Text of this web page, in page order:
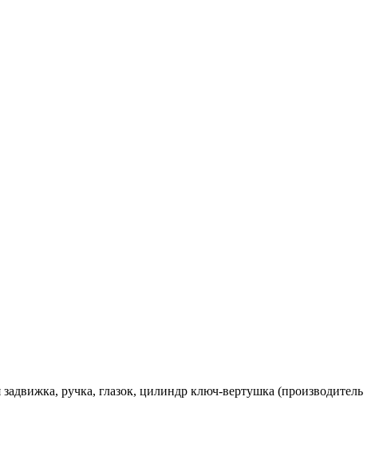
ручка, глазок, цилиндр ключ-вертушка (производитель